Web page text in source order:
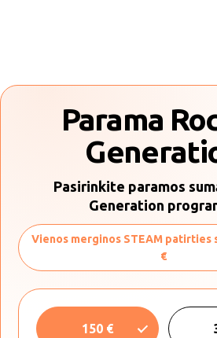
Parama
Pasirinkite paramos
Generation
Vienos merginos STEAM patirties
€
150 €